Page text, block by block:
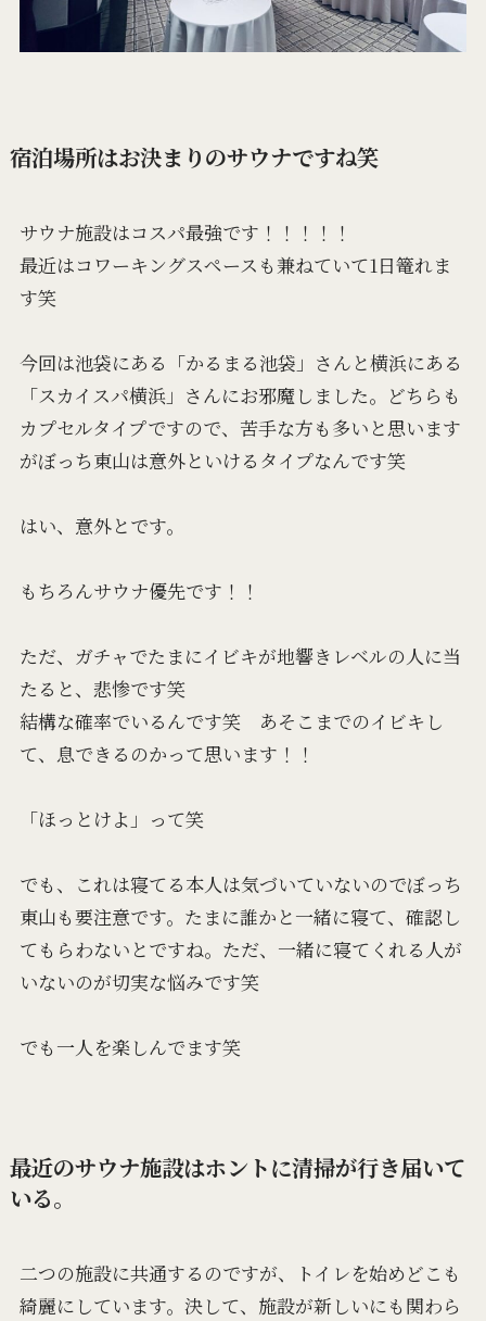
宿泊場所はお決まりのサウナですね笑
サウナ施設はコスパ最強です！！！！！
最近はコワーキングスペースも兼ねていて1日篭れま
す笑
今回は池袋にある「かるまる池袋」さんと横浜にある
「スカイスパ横浜」さんにお邪魔しました。どちらも
カプセルタイプですので、苦手な方も多いと思います
がぼっち東山は意外といけるタイプなんです笑
はい、意外とです。
もちろんサウナ優先です！！
ただ、ガチャでたまにイビキが地響きレベルの人に当
たると、悲惨です笑
結構な確率でいるんです笑 あそこまでのイビキし
て、息できるのかって思います！！
「ほっとけよ」って笑
でも、これは寝てる本人は気づいていないのでぼっち
東山も要注意です。たまに誰かと一緒に寝て、確認し
てもらわないとですね。ただ、一緒に寝てくれる人が
いないのが切実な悩みです笑
でも一人を楽しんでます笑
最近のサウナ施設はホントに清掃が行き届いて
いる。
二つの施設に共通するのですが、トイレを始めどこも
綺麗にしています。決して、施設が新しいにも関わら